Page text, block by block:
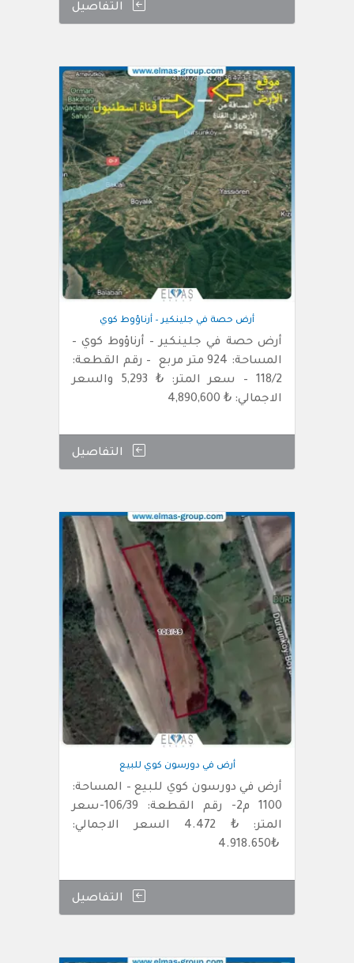
التفاصيل
أرض حصة في جلينكير – أرناؤوط كوي
أرض حصة في جلينكير – أرناؤوط كوي –
المساحة: 924 متر مربع – رقم القطعة:
118/2 – سعر المتر: ₺ 5,293 والسعر
الاجمالي: ₺ 4,890,600
التفاصيل
أرض في دورسون كوي للبيع
أرض في دورسون كوي للبيع – المساحة:
1100 م2- رقم القطعة: 106/39-سعر
المتر: ₺ 4.472 السعر الاجمالي:
₺4.918.650
التفاصيل